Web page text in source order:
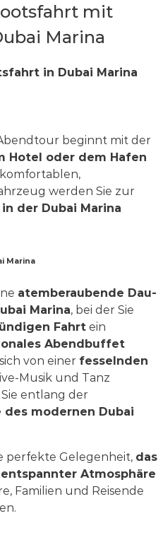
mit
Marina
in Dubai Marina
beginnt mit der
Hotel oder dem Hafen
werden Sie zur
der Dubai Marina
Marina
atemberaubende Dau-
Marina, bei der Sie
Fahrt ein
Abendbuffet
von einer fesselnden
Musik und Tanz
entlang der
modernen Dubai
perfekte Gelegenheit, das
Atmosphäre
Familien und Reisende